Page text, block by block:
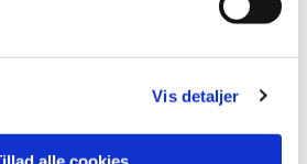
Vis detaljer
i Tønder Kristkirke kan